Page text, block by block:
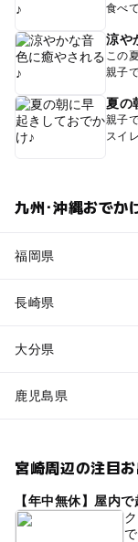
食べ
涼や
この
親子
夏の
親子
スイ
九州･沖縄おでか
福岡県
長崎県
大分県
鹿児島県
宮崎周辺の注目
【年中無休】屋内